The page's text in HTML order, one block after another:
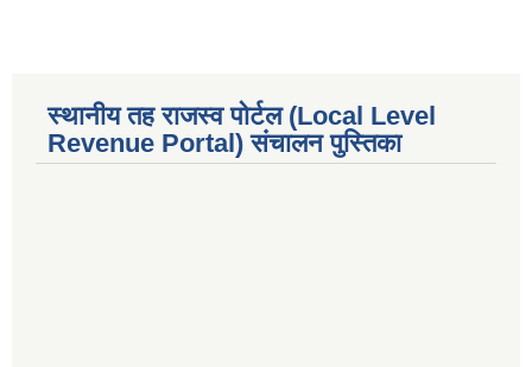
स्थानीय तह राजस्व पोर्टल (Local Level
Revenue Portal) संचालन पुस्तिका